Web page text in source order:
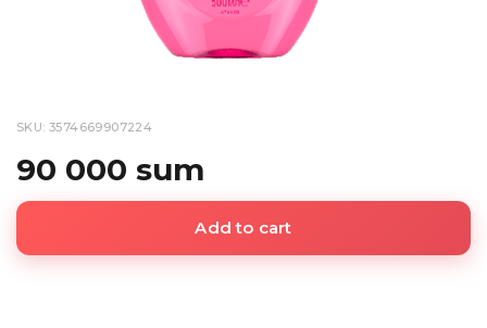
SKU: 3574669907224
90 000 sum
Add to cart